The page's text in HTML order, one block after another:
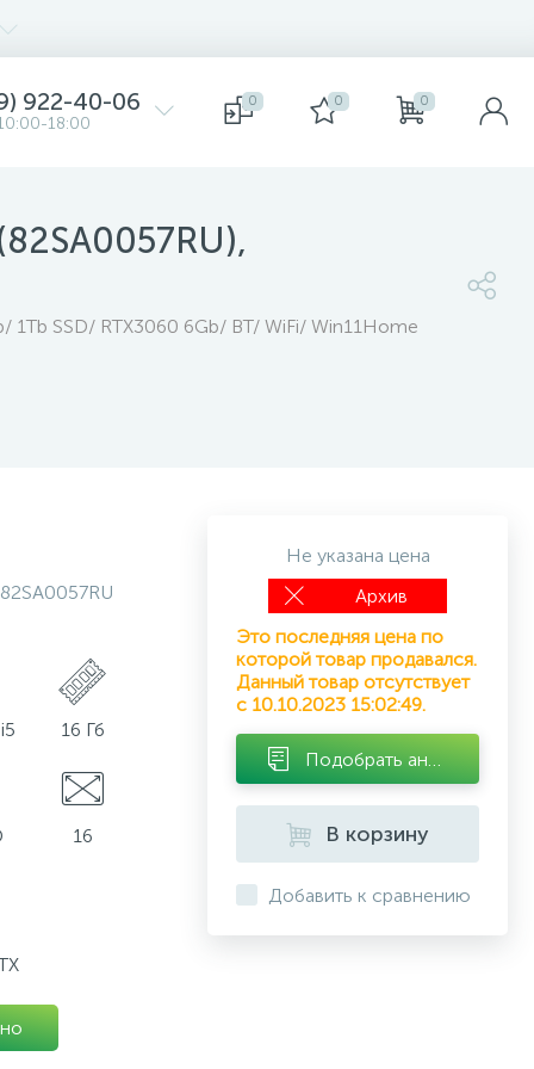
922-40-06
18:00
0 0 0
SSD/ RTX3060 6Gb/ BT/ WiFi/ Win11Home
82SA0057RU
16 Гб
16
Не указана цена
Архив
Это последняя цена по
которой товар продавался.
Данный товар отсутствует
с 10.10.2023 15:02:49.
В корзину
Добавить к сравнению